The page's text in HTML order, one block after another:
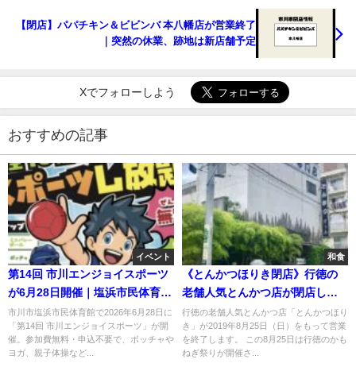
【閉店】パパチキン＆ビビンバ 本八幡店が営業終了
｜突然の休業、跡地は新店舗予定
Xでフォローしよう
おすすめの記事
イベント
第14回 市川エンジョイスポーツ
が6月28日開催｜塩浜市民体育館
で全10種の無料スポーツ体験
市川市塩浜市民体育館で2026年6月28日に
「第14回 市川エンジョイスポーツ」が開
催。参加費無料・申込不要で、ボッチャや
ヨガ、親子体操など...
和食
《とんかつほりき閉店》行徳の
老舗人気とんかつ店が閉店しま
す…！
行徳の老舗人気とんかつ店「とんかつほり
き」が2019年8月25日（日）をもって営業
を終了します。 この8月25日は行徳のかも
ねぎ祭りが開催さ...